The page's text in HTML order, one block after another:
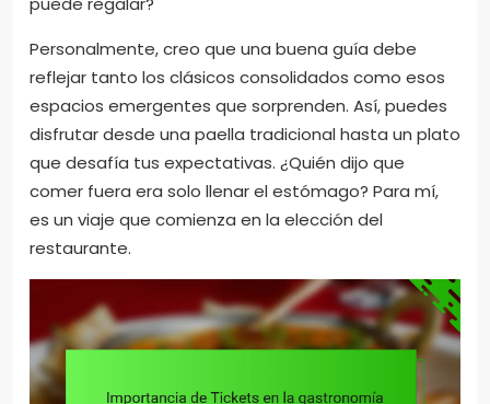
Personalmente, creo que una buena guía debe
reflejar tanto los clásicos consolidados como esos
espacios emergentes que sorprenden. Así, puedes
disfrutar desde una paella tradicional hasta un plato
que desafía tus expectativas. ¿Quién dijo que
comer fuera era solo llenar el estómago? Para mí,
es un viaje que comienza en la elección del
restaurante.